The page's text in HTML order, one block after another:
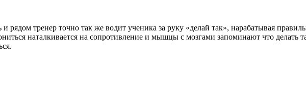
тренер точно так же водит ученика за руку «делай так», нарабатывая
наталкивается на сопротивление и мышцы с мозгами запоминают что делать